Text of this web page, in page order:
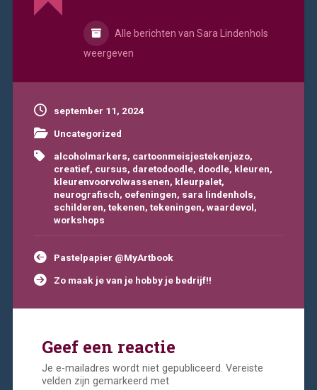
Alle berichten van Sara Lindenhols
weergeven
september 11, 2024
Uncategorized
alcoholmarkers, cartoonmeisjestekenjezo,
creatief, cursus, daretodoodle, doodle, kleuren,
kleurenvoorvolwassenen, kleurpalet,
neurografisch, oefeningen, sara lindenhols,
schilderen, tekenen, tekeningen, waardevol,
workshops
Bericht
navigatie
Pastelpapier @MyArtbook
Zo maak je van je hobby je bedrijf!!
Geef een reactie
Je e-mailadres wordt niet gepubliceerd. Vereiste
velden zijn gemarkeerd met